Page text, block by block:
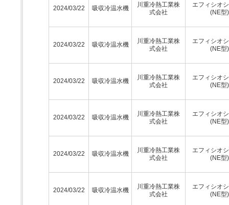
2024/03/22 吸収冷温水機
川重冷熱工業株
式会社
エフィシオ
(NE型)
2024/03/22 吸収冷温水機
川重冷熱工業株
式会社
エフィシオ
(NE型)
2024/03/22 吸収冷温水機
川重冷熱工業株
式会社
エフィシオ
(NE型)
2024/03/22 吸収冷温水機
川重冷熱工業株
式会社
エフィシオ
(NE型)
2024/03/22 吸収冷温水機
川重冷熱工業株
式会社
エフィシオ
(NE型)
2024/03/22 吸収冷温水機
川重冷熱工業株
式会社
エフィシオ
(NE型)